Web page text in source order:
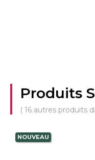
Produits
( 16 autres produits
NOUVEAU